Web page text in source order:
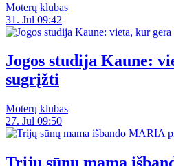
Moterų klubas
31. Jul 09:42
Jogos studija Kaune:
sugrįžti
Moterų klubas
27. Jul 09:50